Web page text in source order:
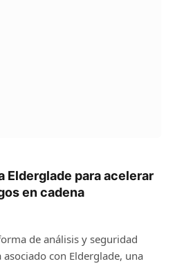
Elderglade para acelerar
en cadena
de análisis y seguridad
asociado con Elderglade, una